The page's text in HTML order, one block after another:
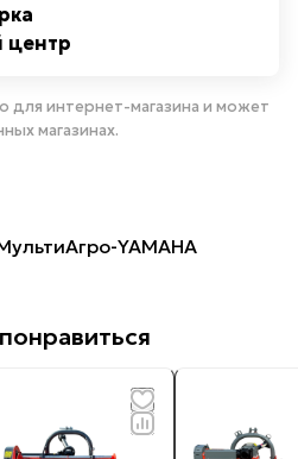
центр
для интернет-магазина и может
магазинах.
YAMAHA